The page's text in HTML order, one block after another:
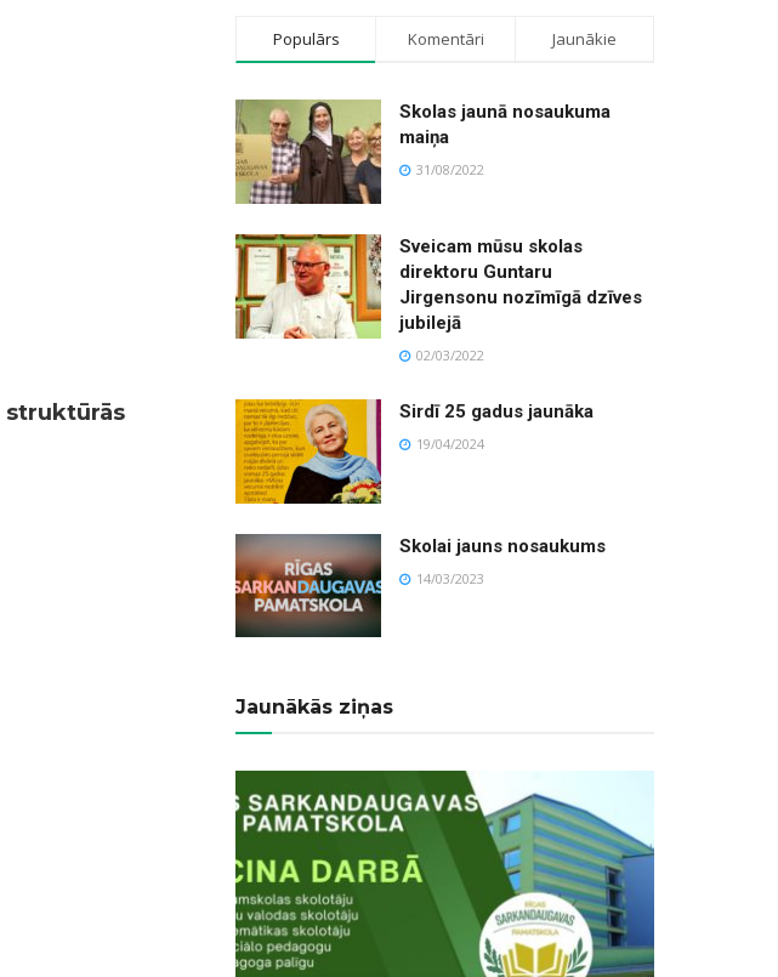
struktūrās
Populārs Komentāri Jaunākie
Skolas jaunā nosaukuma
maiņa
31/08/2022
Sveicam mūsu skolas
direktoru Guntaru
Jirgensonu nozīmīgā dzīves
jubilejā
02/03/2022
Sirdī 25 gadus jaunāka
19/04/2024
Skolai jauns nosaukums
14/03/2023
Jaunākās ziņas